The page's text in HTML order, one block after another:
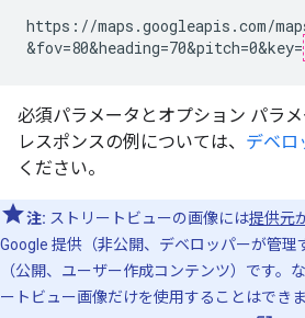
https://maps.googleapis.com/
&fov=80&heading=70&pitch=0&key=
必須パラメータとオプション パラ
レスポンスの例については、 デベロ
ください。
注: ストリートビューの画像には提供元
Google 提供（非公開、デベロッパーが管理
（公開、ユーザー作成コンテンツ）です。
ートビュー画像だけを使用することはでき